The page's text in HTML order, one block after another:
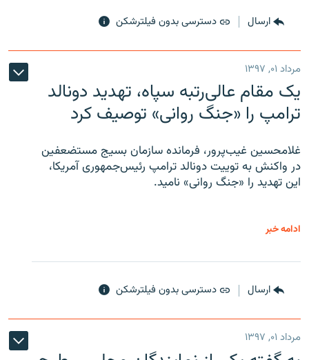
ارسال دسترسی بدون فیلترشکن
مرداد ۰۱, ۱۳۹۷
یک مقام عالی‌رتبه سپاه، تهدید دونالد
ترامپ را «جنگ روانی» توصیف کرد
غلامحسین غیب‌پرور، فرمانده سازمان بسیج مستضعفین
در واکنش به توییت دونالد ترامپ رئیس‌جمهوری آمریکا،
این تهدید را «جنگ روانی» نامید.
ادامه خبر
ارسال دسترسی بدون فیلترشکن
مرداد ۰۱, ۱۳۹۷